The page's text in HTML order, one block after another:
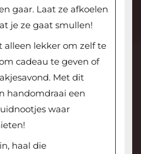
gaar. Laat ze afkoelen
je ze gaat smullen!
alleen lekker om zelf te
cadeau te geven of
Met dit
handomdraai een
waar
haal die